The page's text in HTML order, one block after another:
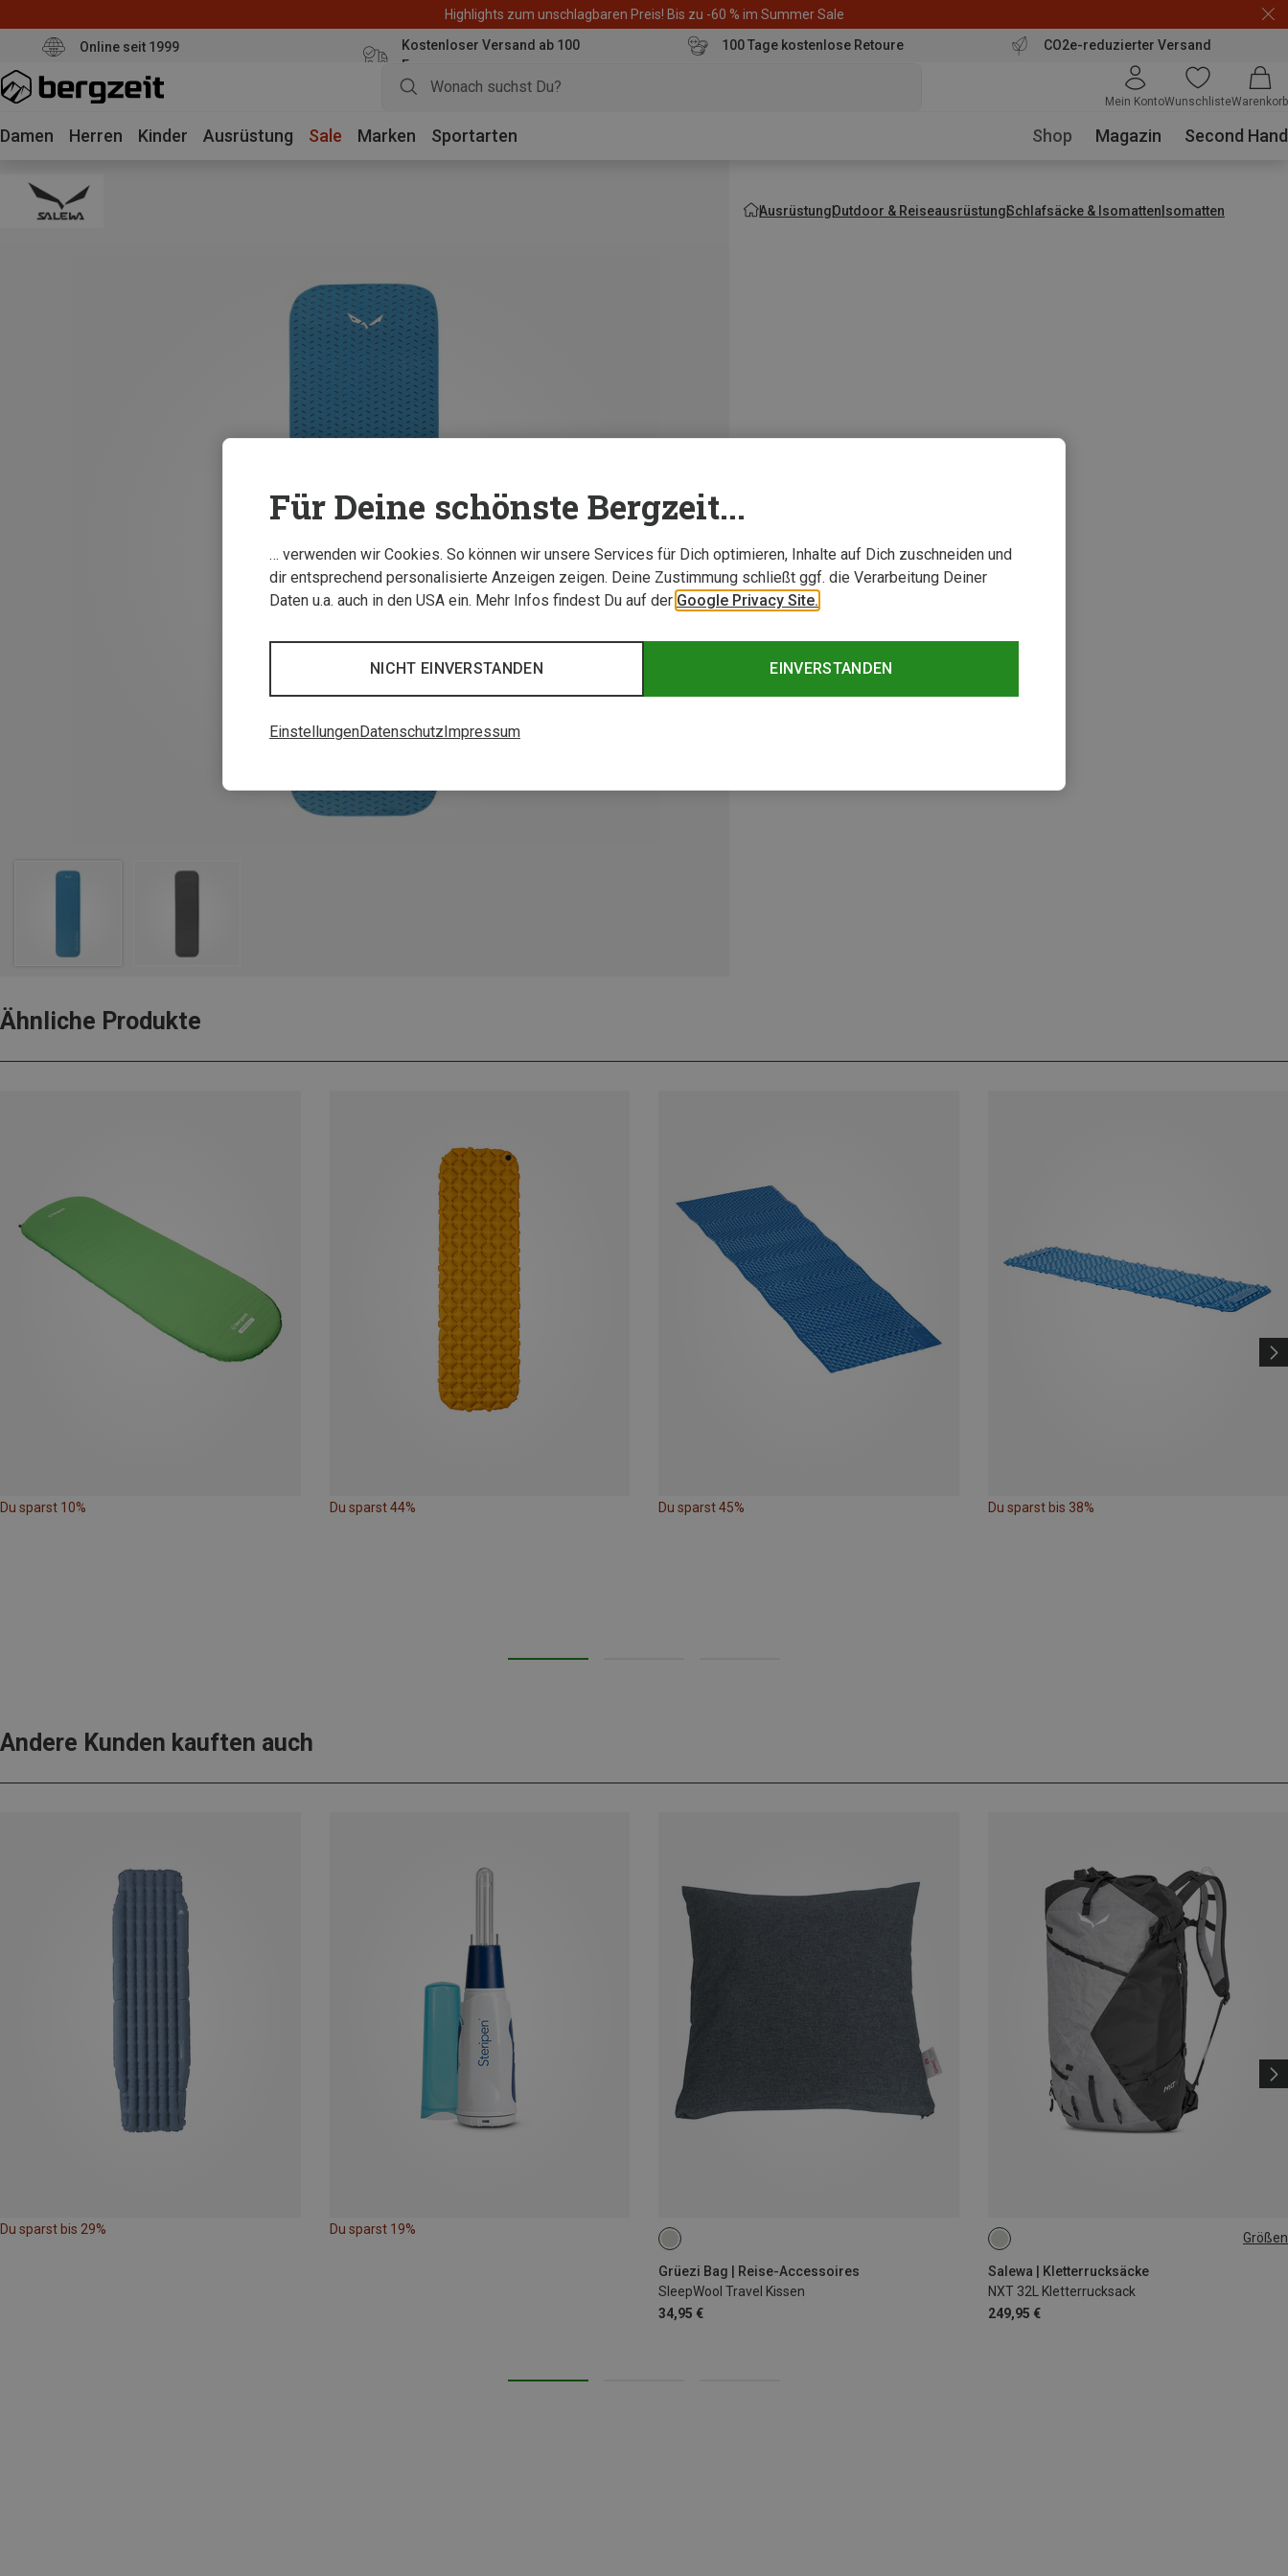
Highlights zum unschlagbaren Preis! Bis zu -60 % im Summer Sale
Online seit 1999
Kostenloser Versand ab 100
Euro
100 Tage kostenlose Retoure CO2e-reduzierter Versand
Mein KontoWunschlisteWarenkorb
Damen Herren Kinder Ausrüstung Sale Marken Sportarten Shop Magazin Second Hand
AusrüstungOutdoor & ReiseausrüstungSchlafsäcke & IsomattenIsomatten
Ähnliche Produkte
Du sparst 10% Du sparst 44% Du sparst 45% Du sparst bis 38%
Andere Kunden kauften auch
Du sparst bis 29% Du sparst 19%
Grüezi Bag | Reise-Accessoires
SleepWool Travel Kissen
34,95 €
Größen
Salewa | Kletterrucksäcke
NXT 32L Kletterrucksack
249,95 €
32L
Für Deine schönste Bergzeit...
… verwenden wir Cookies. So können wir unsere Services für Dich optimieren, Inhalte auf Dich zuschneiden und
dir entsprechend personalisierte Anzeigen zeigen. Deine Zustimmung schließt ggf. die Verarbeitung Deiner
Daten u.a. auch in den USA ein. Mehr Infos findest Du auf der Google Privacy Site.
EINVERSTANDEN
NICHT EINVERSTANDEN
EinstellungenDatenschutz Impressum